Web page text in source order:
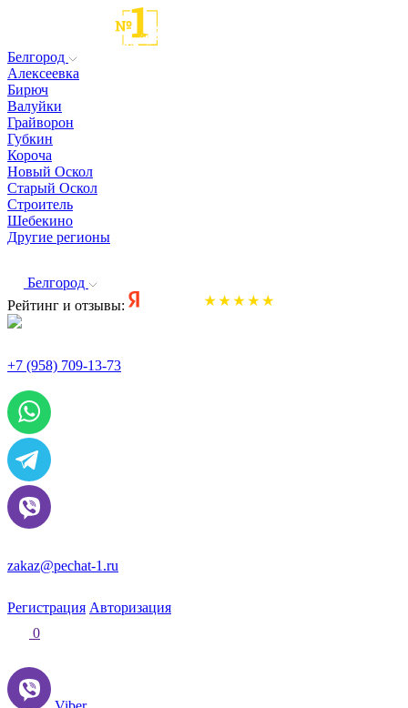
Белгород
Алексеевка
Бирюч
Валуйки
Грайворон
Губкин
Короча
Новый Оскол
Старый Оскол
Строитель
Шебекино
Другие регионы
Белгород
Рейтинг и отзывы:
+7 (958) 709-13-73
zakaz@pechat-1.ru
Регистрация Авторизация
0